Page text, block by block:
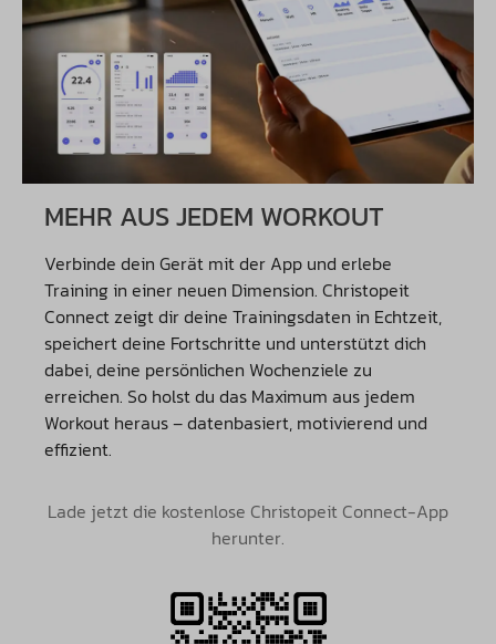
MEHR AUS JEDEM WORKOUT
Verbinde dein Gerät mit der App und erlebe
Training in einer neuen Dimension. Christopeit
Connect zeigt dir deine Trainingsdaten in Echtzeit,
speichert deine Fortschritte und unterstützt dich
dabei, deine persönlichen Wochenziele zu
erreichen. So holst du das Maximum aus jedem
Workout heraus – datenbasiert, motivierend und
effizient.
Lade jetzt die kostenlose Christopeit Connect-App
herunter.